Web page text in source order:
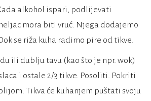
alkohol ispari, podlijevati
mora biti vruć. Njega dodajemo
se riža kuha radimo pire od tikve.
ili dublju tavu (kao što je npr. wok)
i ostale 2/3 tikve. Posoliti. Pokriti
Tikva će kuhanjem puštati svoju